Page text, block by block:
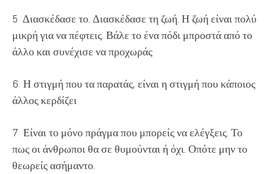
5 Διασκέδασε το. Διασκέδασε τη ζωή. Η ζωή είναι πολύ
μικρή για να πέφτεις. Βάλε το ένα πόδι μπροστά από το
άλλο και συνέχισε να προχωράς
6 Η στιγμή που τα παρατάς, είναι η στιγμή που κάποιος
άλλος κερδίζει
7 Είναι το μόνο πράγμα που μπορείς να ελέγξεις. Το
πως οι άνθρωποι θα σε θυμούνται ή όχι. Οπότε μην το
θεωρείς ασήμαντο.